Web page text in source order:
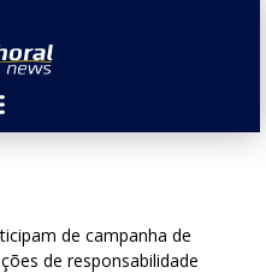
de campanha de
de responsabilidade